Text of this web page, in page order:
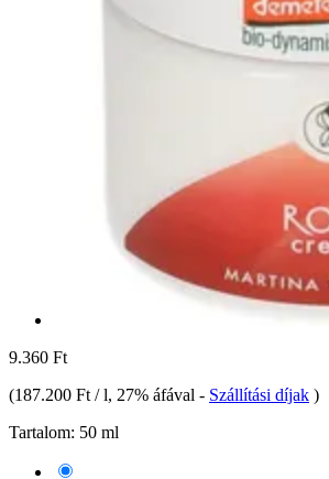
9.360 Ft
(187.200 Ft / l, 27% áfával - Szállítási díjak )
Tartalom: 50 ml